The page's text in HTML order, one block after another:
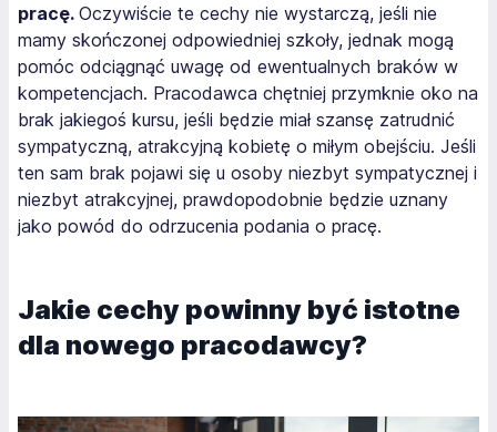
pracę. Oczywiście te cechy nie wystarczą, jeśli nie
mamy skończonej odpowiedniej szkoły, jednak mogą
pomóc odciągnąć uwagę od ewentualnych braków w
kompetencjach. Pracodawca chętniej przymknie oko na
brak jakiegoś kursu, jeśli będzie miał szansę zatrudnić
sympatyczną, atrakcyjną kobietę o miłym obejściu. Jeśli
ten sam brak pojawi się u osoby niezbyt sympatycznej i
niezbyt atrakcyjnej, prawdopodobnie będzie uznany
jako powód do odrzucenia podania o pracę.
Jakie cechy powinny być istotne
dla nowego pracodawcy?